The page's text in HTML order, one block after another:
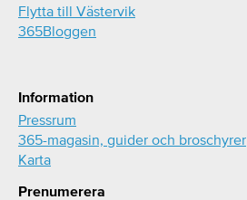
Flytta till Västervik
365Bloggen
Information
Pressrum
365-magasin, guider och broschyrer
Karta
Prenumerera